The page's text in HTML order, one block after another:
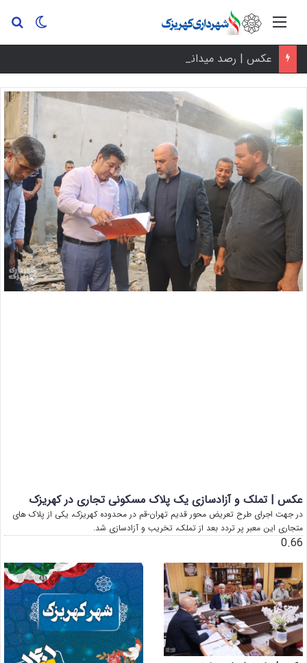
عکس | تملک و آزادسازی یک پلاک مسکونی تجاری در کهریزک
در جهت اجرای طرح تعریض محور قدیم تهران-قم در محدوده کهریزک، یکی از پلاک های
متجاری این معبر پر تردد بعد از تملک، تخریب و آزادسازی شد.